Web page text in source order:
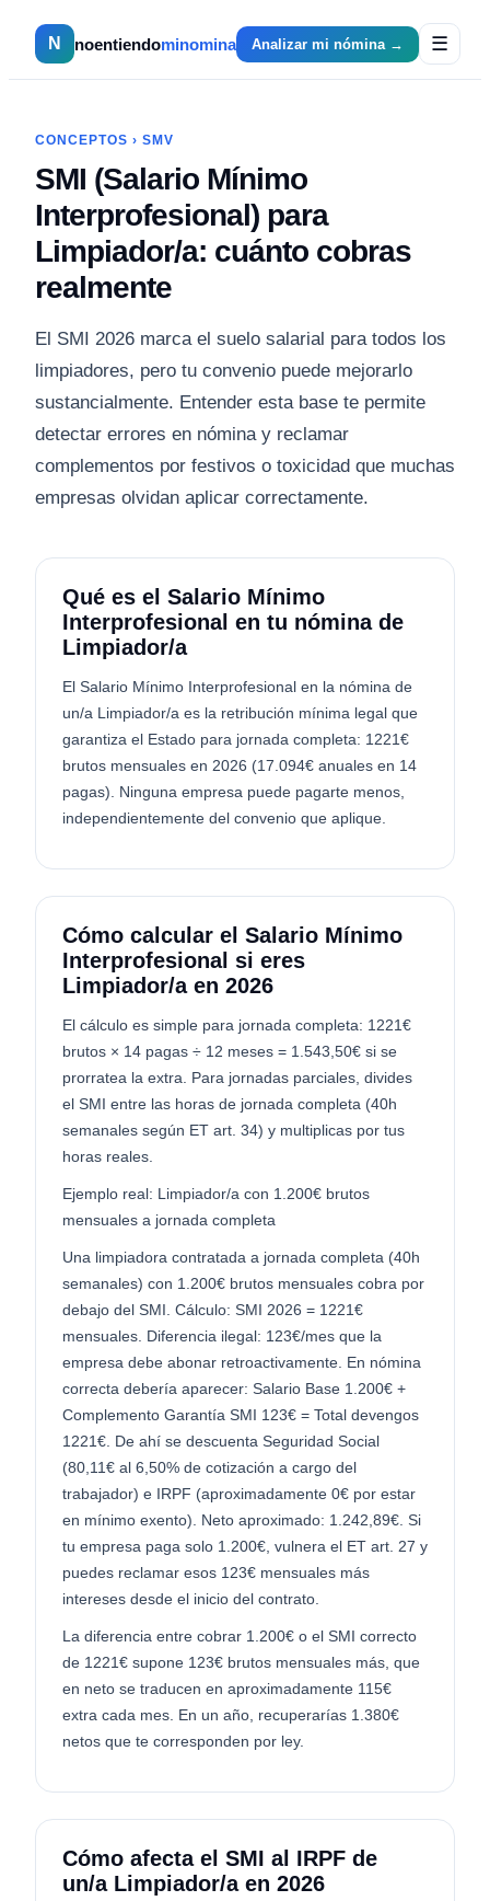
N noentiendominomina Analizar mi nómina → ☰
CONCEPTOS › SMV
SMI (Salario Mínimo
Interprofesional) para
Limpiador/a: cuánto cobras
realmente
El SMI 2026 marca el suelo salarial para todos los
limpiadores, pero tu convenio puede mejorarlo
sustancialmente. Entender esta base te permite
detectar errores en nómina y reclamar
complementos por festivos o toxicidad que muchas
empresas olvidan aplicar correctamente.
Qué es el Salario Mínimo
Interprofesional en tu nómina de
Limpiador/a
El Salario Mínimo Interprofesional en la nómina de
un/a Limpiador/a es la retribución mínima legal que
garantiza el Estado para jornada completa: 1221€
brutos mensuales en 2026 (17.094€ anuales en 14
pagas). Ninguna empresa puede pagarte menos,
independientemente del convenio que aplique.
Cómo calcular el Salario Mínimo
Interprofesional si eres
Limpiador/a en 2026
El cálculo es simple para jornada completa: 1221€
brutos × 14 pagas ÷ 12 meses = 1.543,50€ si se
prorratea la extra. Para jornadas parciales, divides
el SMI entre las horas de jornada completa (40h
semanales según ET art. 34) y multiplicas por tus
horas reales.
Ejemplo real: Limpiador/a con 1.200€ brutos
mensuales a jornada completa
Una limpiadora contratada a jornada completa (40h
semanales) con 1.200€ brutos mensuales cobra por
debajo del SMI. Cálculo: SMI 2026 = 1221€
mensuales. Diferencia ilegal: 123€/mes que la
empresa debe abonar retroactivamente. En nómina
correcta debería aparecer: Salario Base 1.200€ +
Complemento Garantía SMI 123€ = Total devengos
1221€. De ahí se descuenta Seguridad Social
(80,11€ al 6,50% de cotización a cargo del
trabajador) e IRPF (aproximadamente 0€ por estar
en mínimo exento). Neto aproximado: 1.242,89€. Si
tu empresa paga solo 1.200€, vulnera el ET art. 27 y
puedes reclamar esos 123€ mensuales más
intereses desde el inicio del contrato.
La diferencia entre cobrar 1.200€ o el SMI correcto
de 1221€ supone 123€ brutos mensuales más, que
en neto se traducen en aproximadamente 115€
extra cada mes. En un año, recuperarías 1.380€
netos que te corresponden por ley.
Cómo afecta el SMI al IRPF de
un/a Limpiador/a en 2026